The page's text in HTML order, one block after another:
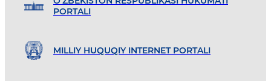
PORTALI
MILLIY HUQUQIY INTERNET PORTALI